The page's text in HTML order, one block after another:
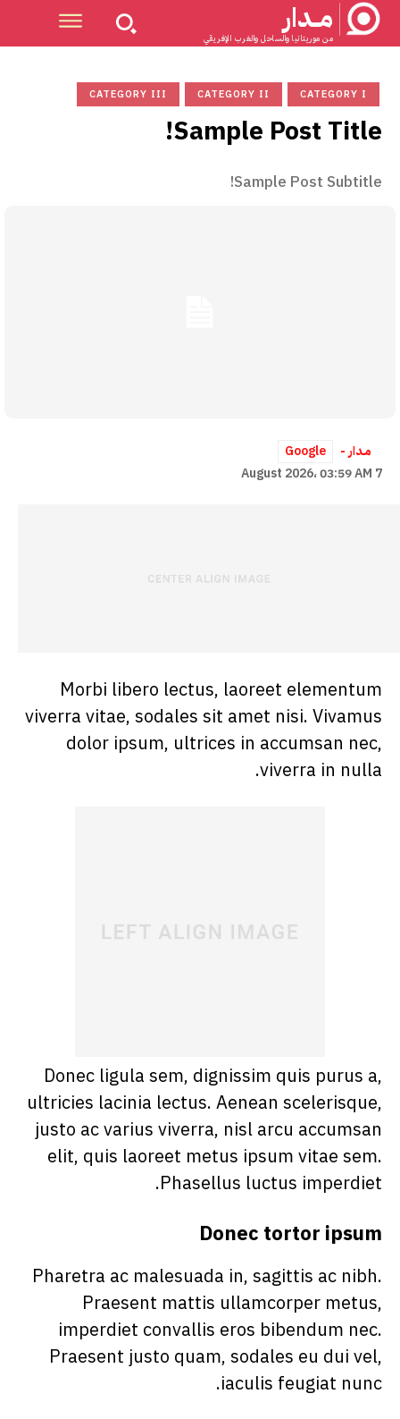
مــدار
من موريتانيا والساحل والغرب الإفريقي
CATEGORY I
CATEGORY II
CATEGORY III
Sample Post Title!
Sample Post Subtitle!
مــدار -
Google
7 August 2026، 03:59 AM
Morbi libero lectus, laoreet elementum
viverra vitae, sodales sit amet nisi. Vivamus
dolor ipsum, ultrices in accumsan nec,
viverra in nulla.
Donec ligula sem, dignissim quis purus a,
ultricies lacinia lectus. Aenean scelerisque,
justo ac varius viverra, nisl arcu accumsan
elit, quis laoreet metus ipsum vitae sem.
Phasellus luctus imperdiet.
Donec tortor ipsum
Pharetra ac malesuada in, sagittis ac nibh.
Praesent mattis ullamcorper metus,
imperdiet convallis eros bibendum nec.
Praesent justo quam, sodales eu dui vel,
iaculis feugiat nunc.